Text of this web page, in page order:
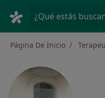
¿Qué estás
Página De Inicio